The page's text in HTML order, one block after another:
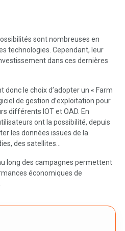
sont nombreuses en
technologies. Cependant, leur
dans ces dernières
le choix d’adopter un « Farm
de gestion d’exploitation pour
différents IOT et OAD. En
ont la possibilité, depuis
les données issues de la
des satellites…
long des campagnes permettent
économiques de